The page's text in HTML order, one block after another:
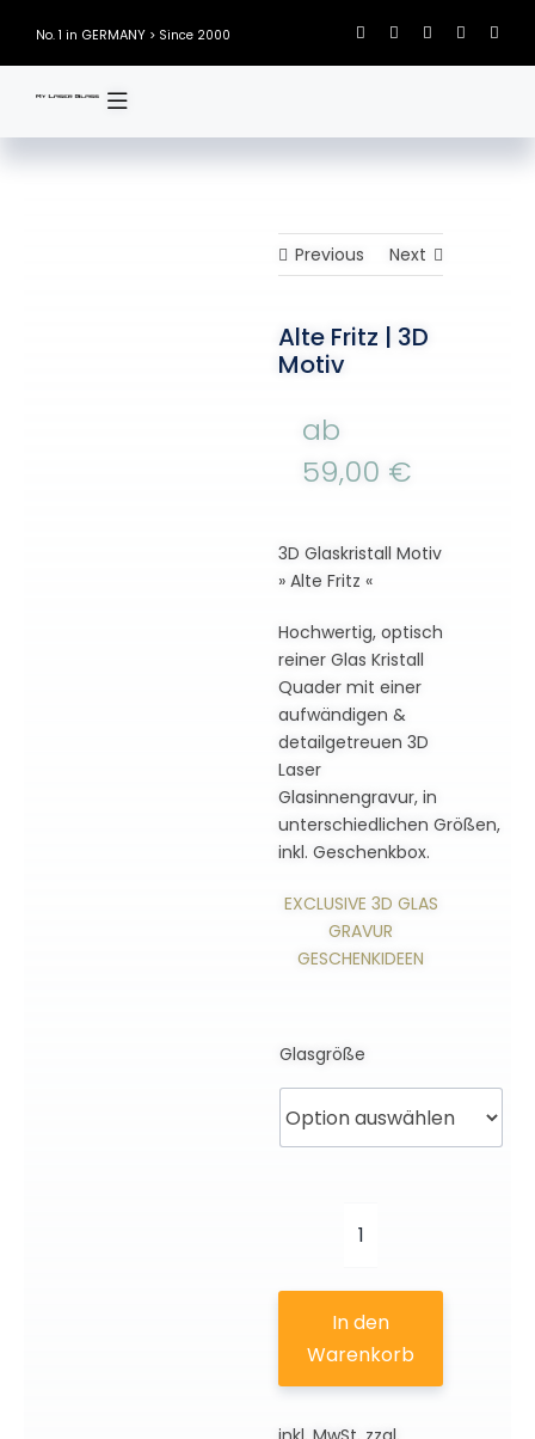
content
No. 1 in GERMANY > Since 2000
Previous Next
Alte Fritz | 3D
Motiv
ab
59,00 €
3D Glaskristall Motiv
» Alte Fritz «
Hochwertig, optisch
reiner Glas Kristall
Quader mit einer
aufwändigen &
detailgetreuen 3D
Laser
Glasinnengravur, in
unterschiedlichen Größen,
inkl. Geschenkbox.
EXCLUSIVE 3D GLAS
GRAVUR
GESCHENKIDEEN
Glasgröße
Alte
|
3D
In den
Warenkorb